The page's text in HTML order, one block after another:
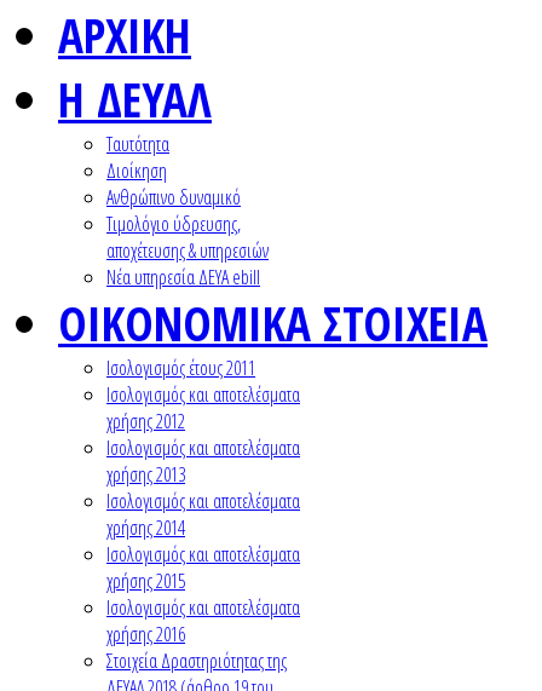
ΑΡΧΙΚΗ
Η ΔΕΥΑΛ
Ταυτότητα
Διοίκηση
Ανθρώπινο δυναμικό
Τιμολόγιο ύδρευσης,
αποχέτευσης & υπηρεσιών
Nέα υπηρεσία ΔΕΥΑ ebill
ΟΙΚΟΝΟΜΙΚΑ ΣΤΟΙΧΕΙΑ
Ισολογισμός έτους 2011
Ισολογισμός και αποτελέσματα
χρήσης 2012
Ισολογισμός και αποτελέσματα
χρήσης 2013
Ισολογισμός και αποτελέσματα
χρήσης 2014
Ισολογισμός και αποτελέσματα
χρήσης 2015
Ισολογισμός και αποτελέσματα
χρήσης 2016
Στοιχεία Δραστηριότητας της